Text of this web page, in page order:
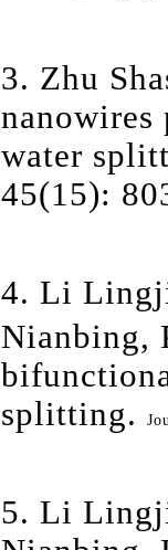
3. Zhu
water
45(15):
4. Li
Nianbing,
splitting.
5. Li